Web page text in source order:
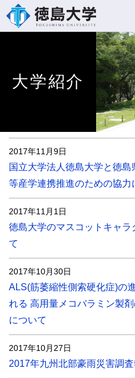
大学紹介
2017年11月9日
国立大学法人徳島大学と徳
等産学連携推進のための協
2017年11月1日
徳島大学のマスコットキャ
て
2017年10月30日
ALS(筋萎縮性側索硬化症)の
れる 高用量メコバラミン製
について
2017年10月27日
2017年九州北部豪雨災害調